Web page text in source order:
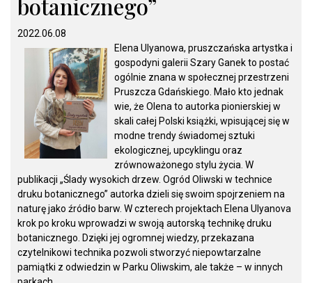
botanicznego”
2022.06.08
Elena Ulyanowa, pruszczańska artystka i
gospodyni galerii Szary Ganek to postać
ogólnie znana w społecznej przestrzeni
Pruszcza Gdańskiego. Mało kto jednak
wie, że Olena to autorka pionierskiej w
skali całej Polski książki, wpisującej się w
modne trendy świadomej sztuki
ekologicznej, upcyklingu oraz
zrównoważonego stylu życia. W
publikacji „Ślady wysokich drzew. Ogród Oliwski w technice
druku botanicznego” autorka dzieli się swoim spojrzeniem na
naturę jako źródło barw. W czterech projektach Elena Ulyanova
krok po kroku wprowadzi w swoją autorską technikę druku
botanicznego. Dzięki jej ogromnej wiedzy, przekazana
czytelnikowi technika pozwoli stworzyć niepowtarzalne
pamiątki z odwiedzin w Parku Oliwskim, ale także – w innych